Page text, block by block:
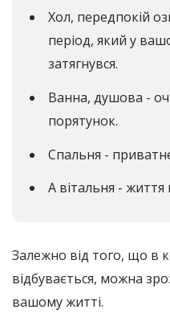
Хол, передпокій
період, який у
затягнувся.
Ванна, душова -
порятунок.
Спальня -
А вітальня - життя
Залежно від того, що в
відбувається, можна
вашому житті.